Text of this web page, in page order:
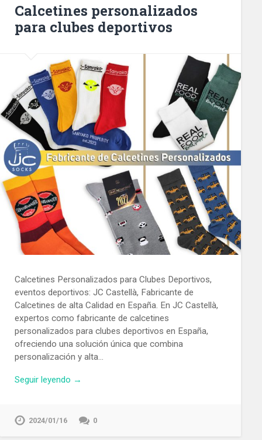
Calcetines personalizados
para clubes deportivos
Calcetines Personalizados para Clubes Deportivos,
eventos deportivos: JC Castellà, Fabricante de
Calcetines de alta Calidad en España. En JC Castellà,
expertos como fabricante de calcetines
personalizados para clubes deportivos en España,
ofreciendo una solución única que combina
personalización y alta…
Seguir leyendo →
2024/01/16 0